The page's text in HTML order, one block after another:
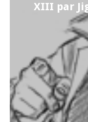
XIII par